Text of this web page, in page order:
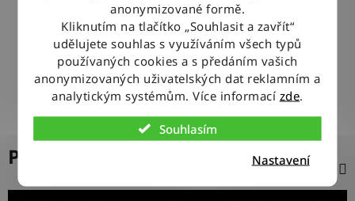
anonymizované formě.
Kliknutím na tlačítko „Souhlasit a zavřít“
udělujete souhlas s využíváním všech typů
používaných cookies a s předáním vašich
anonymizovaných uživatelských dat reklamním a
analytickým systémům. Více informací zde.
Souhlasím
Nastavení
Veškeré vystavené zboží leží na našem skladě
VÝMĚNA ZBOŽÍ ZDARMA
Nevyhovující zboží zdarma vyměníme do 14 dnů od jeho
doručení
Popis